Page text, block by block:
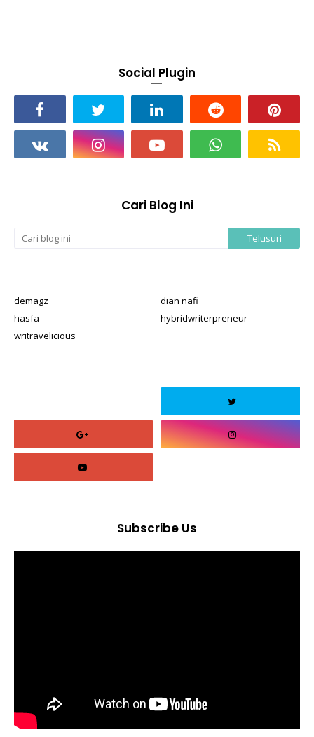
Social Plugin
Cari Blog Ini
demagz
dian nafi
hasfa
hybridwriterpreneur
writravelicious
Subscribe Us